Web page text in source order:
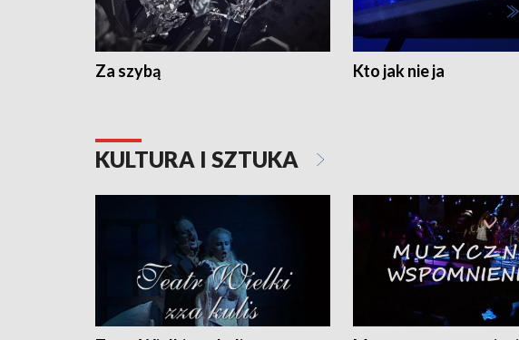
Za szybą Kto jak nie ja
KULTURA I SZTUKA